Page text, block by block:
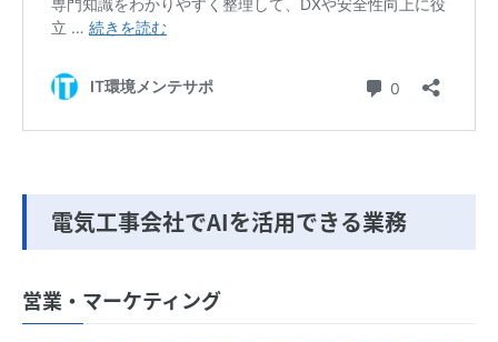
電気工事会社でAIを活用できる業務
営業・マーケティング